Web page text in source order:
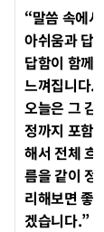
“말씀 속에서
아쉬움과 답
답함이 함께
느껴집니다.
오늘은 그 감
정까지 포함
해서 전체 흐
름을 같이 정
리해보면 좋
겠습니다.”